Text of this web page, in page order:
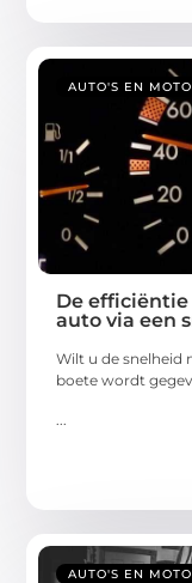
AUTO'S EN
De
auto via een
Wilt u de snelheid
boete wordt
AUTO'S EN